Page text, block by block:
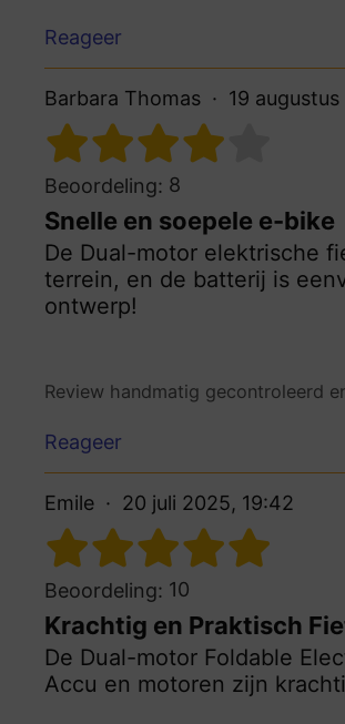
Reageer
Barbara Thomas 19
Beoordeling: 8
Snelle en soepele e-bike
De Dual-motor elektrische
terrein, en de batterij is
ontwerp!
Review handmatig gecontroleerd
Reageer
Emile 20 juli 2025, 19:42
Beoordeling: 10
Krachtig en Praktisch
De Dual-motor Foldable
Accu en motoren zijn